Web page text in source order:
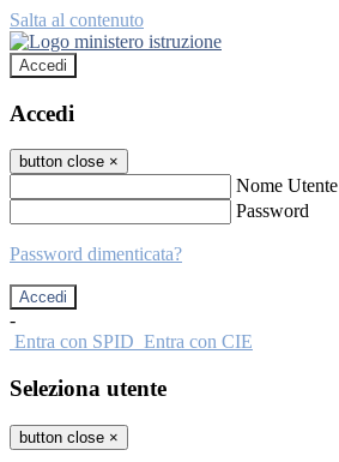
Salta al contenuto
Accedi
Accedi
button close ×
Nome Utente
Password
Password dimenticata?
-
Entra con SPID Entra con CIE
Seleziona utente
button close ×